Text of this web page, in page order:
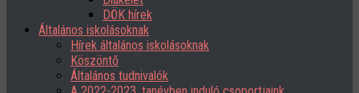
DÖK hírek
Általános iskolásoknak
Hírek általános iskolásoknak
Köszöntő
Általános tudnivalók